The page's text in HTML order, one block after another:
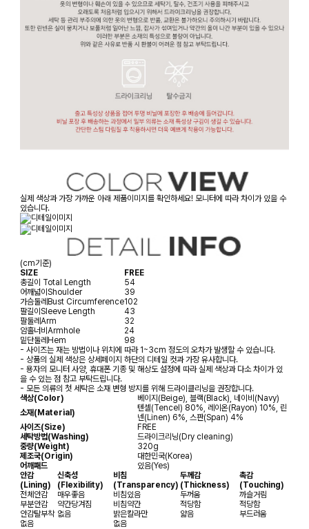
실제 색상과 가장 가까운 아래 제품이미지를 확인하세요! 모니터에 따라 차이가 있을 수
있습니다.
(cm기준)
SIZE
FREE
총길이 Total Length
54
어깨넓이 Shoulder
39
가슴둘레 Bust Circumference102
팔길이 Sleeve Length
43
팔둘레 Arm
32
암홀너비 Armhole
24
밑단둘레 Hem
98
- 사이즈는 재는 방법이나 위치에 따라 1~3cm 정도의 오차가 발생할 수 있습니다.
- 상품의 실제 색상은 상세페이지 하단의 디테일 컷과 가장 유사합니다.
- 용자의 모니터 사양, 휴대폰 기종 및 해상도 설정에 따라 실제 색상과 다소 차이가 있
을 수 있는 점 참고 부탁드립니다.
- 모든 의류의 첫 세탁은 소재 변형 방지를 위해 드라이클리닝을 권장합니다.
색상(Color)
베이지(Beige), 블랙(Black), 네이비(Navy)
소재(Material)
텐셀(Tencel) 80%, 레이온(Rayon) 10%, 린
넨(Linen) 6%, 스판(Span) 4%
사이즈(Size)
FREE
세탁방법(Washing)
드라이크리닝(Dry cleaning)
중량(Weight)
320g
제조국(Origin)
대한민국(Korea)
어깨패드
있음(Yes)
안감
(Lining)
신축성
(Flexibility)
비침
(Transparency)
두께감
(Thickness)
촉감
(Touching)
전체안감
매우좋음 비침있음 두꺼움
까슬거림
부분안감
약간당겨짐 비침약간 적당함
적당함
안감탈부착 없음 밝은칼라만 얇음
부드러움
없음
없음